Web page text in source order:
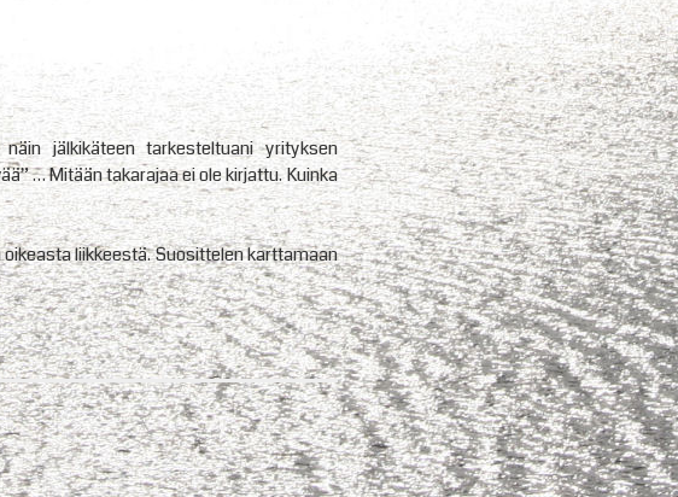
jälkikäteen tarkesteltuani yrityksen
… Mitään takarajaa ei ole kirjattu. Kuinka
liikkeestä. Suosittelen karttamaan